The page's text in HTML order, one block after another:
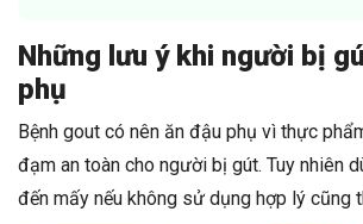
Những lưu ý khi người bị
phụ
Bệnh gout có nên ăn đậu phụ vì thực
đạm an toàn cho người bị gút. Tuy nhiên
đến mấy nếu không sử dụng hợp lý cũng